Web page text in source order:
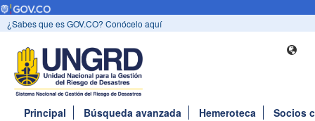
¿Sabes que es GOV.CO? Conócelo aquí
Principal Búsqueda avanzada Hemeroteca
Socios